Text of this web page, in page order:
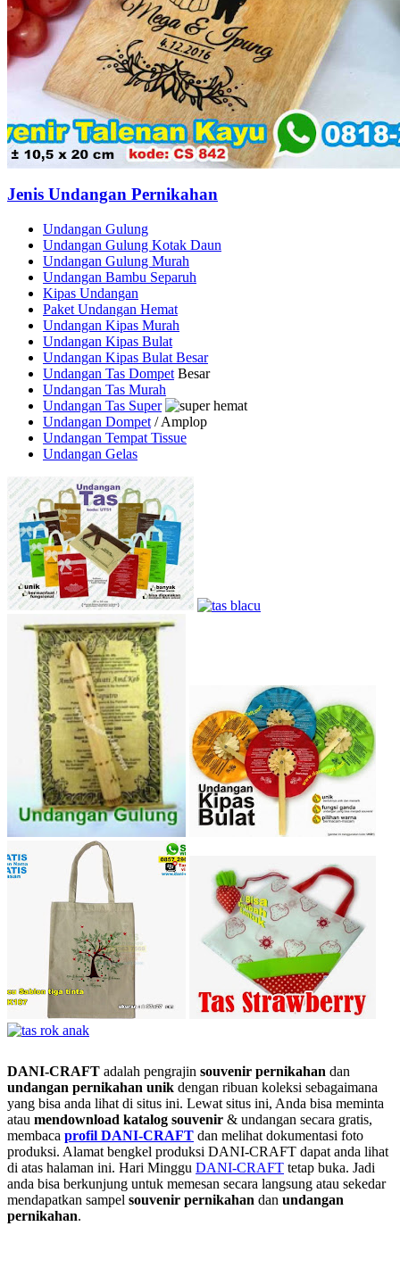
Jenis Undangan Pernikahan
Undangan Gulung
Undangan Gulung Kotak Daun
Undangan Gulung Murah
Undangan Bambu Separuh
Kipas Undangan
Paket Undangan Hemat
Undangan Kipas Murah
Undangan Kipas Bulat
Undangan Kipas Bulat Besar
Undangan Tas Dompet Besar
Undangan Tas Murah
Undangan Tas Super
Undangan Dompet / Amplop
Undangan Tempat Tissue
Undangan Gelas
DANI-CRAFT adalah pengrajin souvenir pernikahan dan
undangan pernikahan unik dengan ribuan koleksi sebagaimana
yang bisa anda lihat di situs ini. Lewat situs ini, Anda bisa meminta
atau mendownload katalog souvenir & undangan secara gratis,
membaca profil DANI-CRAFT dan melihat dokumentasi foto
produksi. Alamat bengkel produksi DANI-CRAFT dapat anda lihat
di atas halaman ini. Hari Minggu DANI-CRAFT tetap buka. Jadi
anda bisa berkunjung untuk memesan secara langsung atau sekedar
mendapatkan sampel souvenir pernikahan dan undangan
pernikahan.